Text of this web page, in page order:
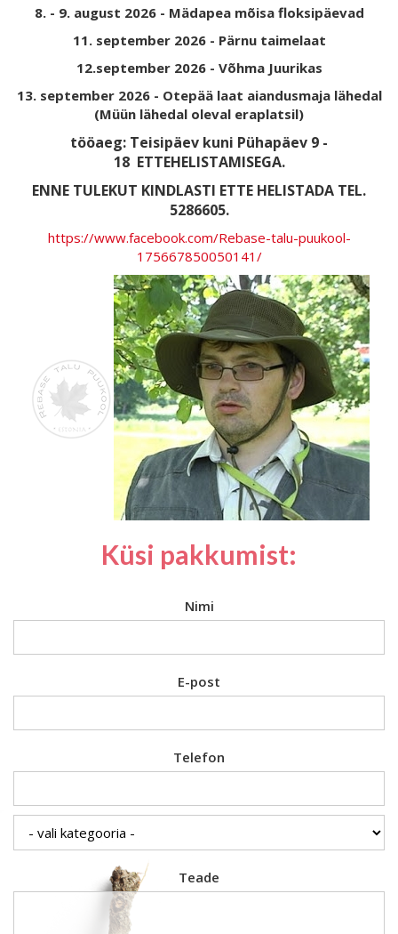
8. - 9. august 2026 - Mädapea mõisa floksipäevad
11. september 2026 - Pärnu taimelaat
12.september 2026 - Võhma Juurikas
13. september 2026 - Otepää laat aiandusmaja lähedal
(Müün lähedal oleval eraplatsil)
tööaeg: Teisipäev kuni Pühapäev 9 -
18 ETTEHELISTAMISEGA.
ENNE TULEKUT KINDLASTI ETTE HELISTADA TEL.
5286605.
https://www.facebook.com/Rebase-talu-puukool-
175667850050141/
Küsi pakkumist:
Nimi
E-post
Telefon
Teade